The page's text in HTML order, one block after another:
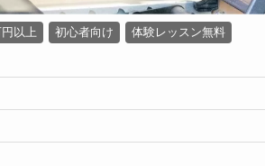
円以上 初心者向け
体験レッスン無料